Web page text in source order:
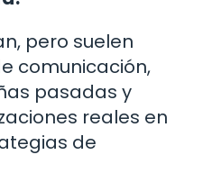
pero suelen
comunicación,
pasadas y
reales en
de